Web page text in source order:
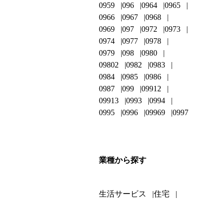
0959
096 0964
0965
0966
0967
0968
0969
097 0972
0973
0974
0977
0978
0979
098
0980
09802
0982
0983
0984
0985
0986
0987
099
09912
09913
0993
0994
0995
0996 09969 0997
業種から探す
生活サービス 住宅